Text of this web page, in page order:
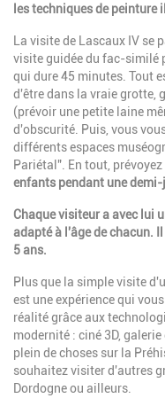
les techniques de peinture
La visite de Lascaux IV se
visite guidée du fac-similé
qui dure 45 minutes. Tout
d'être dans la vraie grotte,
(prévoir une petite laine
d'obscurité. Puis, vous
différents espaces
Pariétal". En tout, prévoyez
enfants pendant une
Chaque visiteur a avec lui
adapté à l'âge de chacun.
5 ans.
Plus que la simple visite
est une expérience qui
réalité grâce aux
modernité : ciné 3D,
plein de choses sur la
souhaitez visiter d'autres
Dordogne ou ailleurs.